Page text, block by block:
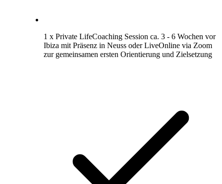
1 x Private LifeCoaching Session ca. 3 - 6 Wochen vor
Ibiza mit Präsenz in Neuss oder LiveOnline via Zoom
zur gemeinsamen ersten Orientierung und Zielsetzung